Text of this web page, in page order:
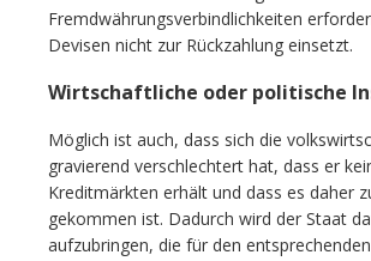
Fremdwährungsverbindlichkeiten
Devisen nicht zur Rückzahlung einsetzt.
Wirtschaftliche oder politische
Möglich ist auch, dass sich die
gravierend verschlechtert hat, dass er
Kreditmärkten erhält und dass es daher
gekommen ist. Dadurch wird der Staat
aufzubringen, die für den